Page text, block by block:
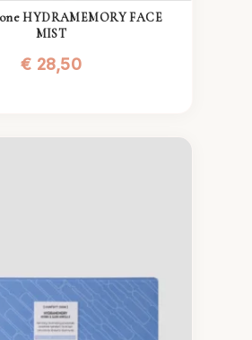
HYDRAMEMORY FACE
MIST
€ 28,50